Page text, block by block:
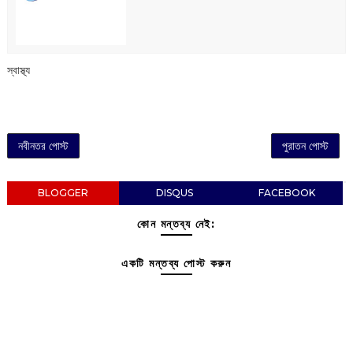
‌স্বাস্থ্য
নবীনতর পোস্ট পুরাতন পোস্ট
BLOGGER DISQUS FACEBOOK
কোন মন্তব্য নেই:
একটি মন্তব্য পোস্ট করুন